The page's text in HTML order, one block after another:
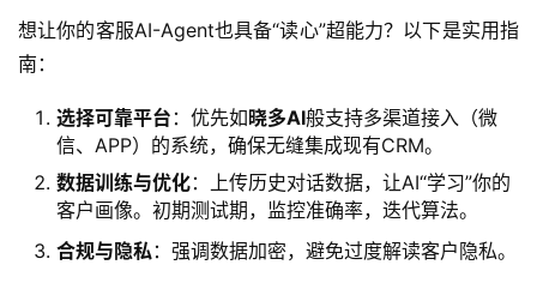
想让你的客服AI-Agent也具备“读心”超能力？以下是实用指
南：
选择可靠平台 ：优先如晓多AI般支持多渠道接入（微
信、APP）的系统，确保无缝集成现有CRM。
数据训练与优化：上传历史对话数据，让AI“学习”你的
客户画像。初期测试期，监控准确率，迭代算法。
合规与隐私：强调数据加密，避免过度解读客户隐私。